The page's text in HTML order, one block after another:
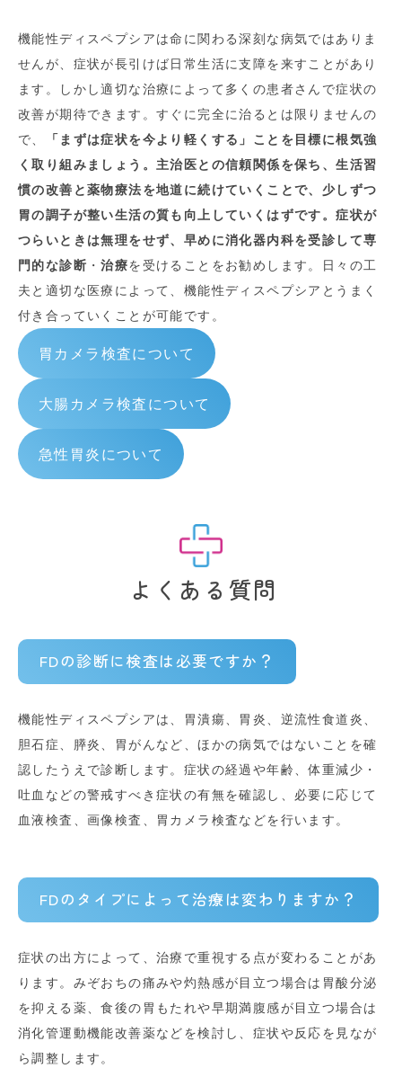
機能性ディスペプシアは命に関わる深刻な病気ではありま
せんが、症状が長引けば日常生活に支障を来すことがあり
ます。しかし適切な治療によって多くの患者さんで症状の
改善が期待できます。すぐに完全に治るとは限りませんの
で、
「まずは症状を今より軽くする」ことを目標に根気強
く取り組みましょう。主治医との信頼関係を保ち、生活習
慣の改善と薬物療法を地道に続けていくことで、少しずつ
胃の調子が整い生活の質も向上していくはずです。症状が
つらいときは無理をせず、早めに消化器内科を受診して専
門的な診断 ・治療を受けることをお勧めします。日々の工
夫と適切な医療によって、機能性ディスペプシアとうまく
付き合っていくことが可能です。
胃カメラ検査について
大腸カメラ検査について
急性胃炎について
よくある質問
FDの診断に検査は必要ですか？
機能性ディスペプシアは、胃潰瘍、胃炎、逆流性食道炎、
胆石症、膵炎、胃がんなど、ほかの病気ではないことを確
認したうえで診断します。症状の経過や年齢、体重減少・
吐血などの警戒すべき症状の有無を確認し、必要に応じて
血液検査、画像検査、胃カメラ検査などを行います。
FDのタイプによって治療は変わりますか？
症状の出方によって、治療で重視する点が変わることがあ
ります。みぞおちの痛みや灼熱感が目立つ場合は胃酸分泌
を抑える薬、食後の胃もたれや早期満腹感が目立つ場合は
消化管運動機能改善薬などを検討し、症状や反応を見なが
ら調整します。